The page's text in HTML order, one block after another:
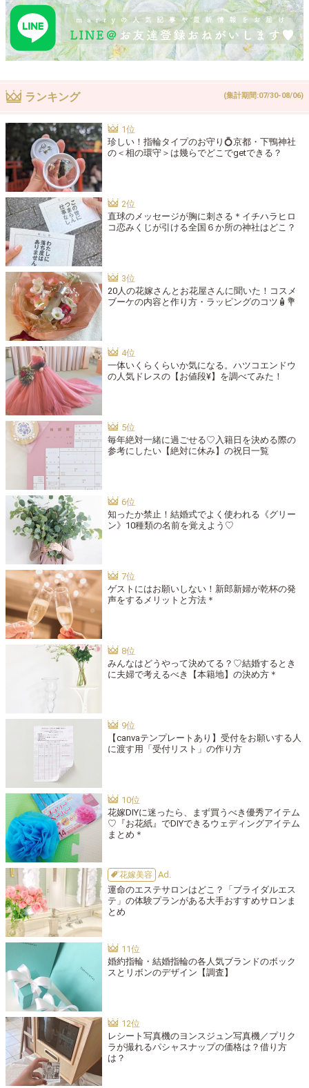
ランキング (集計期間:07/30-08/06)
珍しい！指輪タイプのお守り💍京都・下鴨神社
の＜相の環守＞は幾らでどこでgetできる？
直球のメッセージが胸に刺さる＊イチハラヒロ
コ恋みくじが引ける全国６か所の神社はどこ？
20人の花嫁さんとお花屋さんに聞いた！コスメ
ブーケの内容と作り方・ラッピングのコツ🧴💐
一体いくらくらいか気になる。ハツコエンドウ
の人気ドレスの【お値段¥】を調べてみた！
毎年絶対一緒に過ごせる♡入籍日を決める際の
参考にしたい【絶対に休み】の祝日一覧
知ったか禁止！結婚式でよく使われる《グリー
ン》10種類の名前を覚えよう♡
ゲストにはお願いしない！新郎新婦が乾杯の発
声をするメリットと方法＊
みんなはどうやって決めてる？♡結婚するとき
に夫婦で考えるべき【本籍地】の決め方＊
【canvaテンプレートあり】受付をお願いする人
に渡す用「受付リスト」の作り方
花嫁DIYに迷ったら、まず買うべき優秀アイテム
♡『お花紙』でDIYできるウェディングアイテム
まとめ＊
花嫁美容
運命のエステサロンはどこ？「ブライダルエス
テ」の体験プランがある大手おすすめサロンま
とめ
婚約指輪・結婚指輪の各人気ブランドのボック
スとリボンのデザイン【調査】
レシート写真機のヨンスジュン写真機／プリク
ラが撮れるパシャスナップの価格は？借り方
は？